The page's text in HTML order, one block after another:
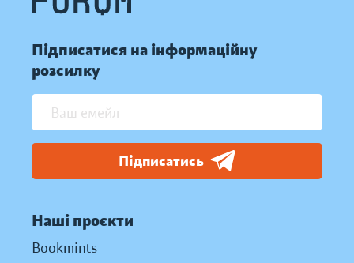
Підписатися на інформаційну
розсилку
Підписатись
Наші проєкти
Bookmints